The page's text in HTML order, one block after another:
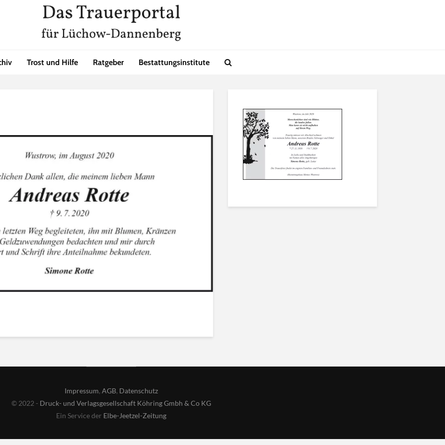
Trost und Hilfe Ratgeber Bestattungsinstitute
Impressum, AGB, Datenschutz
© 2022 - Druck- und Verlagsgesellschaft Köhring Gmbh & Co KG
Ein Service der Elbe-Jeetzel-Zeitung